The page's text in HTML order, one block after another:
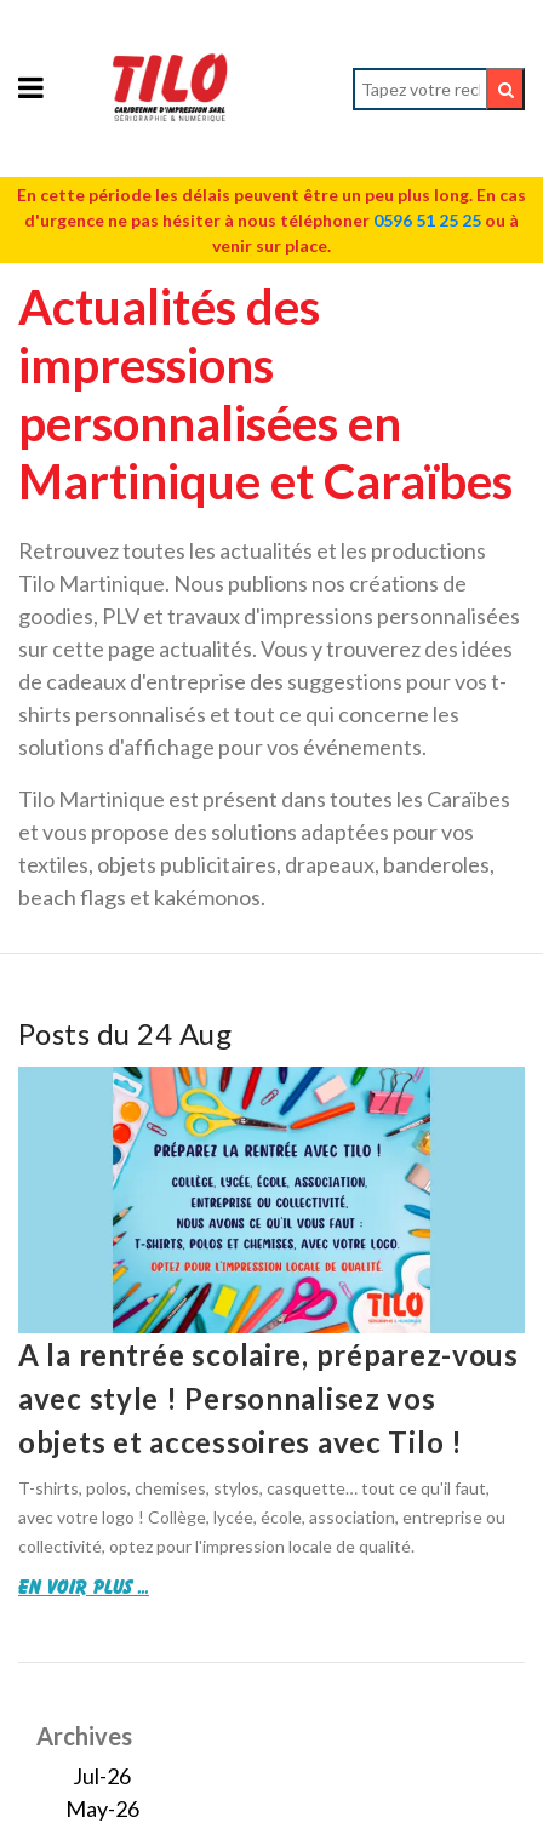
En cette période les délais peuvent être un peu plus long. En cas
d'urgence ne pas hésiter à nous téléphoner 0596 51 25 25 ou à
venir sur place.
Actualités des
impressions
personnalisées en
Martinique et Caraïbes
Retrouvez toutes les actualités et les productions
Tilo Martinique. Nous publions nos créations de
goodies, PLV et travaux d'impressions personnalisées
sur cette page actualités. Vous y trouverez des idées
de cadeaux d'entreprise des suggestions pour vos t-
shirts personnalisés et tout ce qui concerne les
solutions d'affichage pour vos événements.
Tilo Martinique est présent dans toutes les Caraïbes
et vous propose des solutions adaptées pour vos
textiles, objets publicitaires, drapeaux, banderoles,
beach flags et kakémonos.
Posts du 24 Aug
A la rentrée scolaire, préparez-vous
avec style ! Personnalisez vos
objets et accessoires avec Tilo !
T-shirts, polos, chemises, stylos, casquette… tout ce qu'il faut,
avec votre logo ! Collège, lycée, école, association, entreprise ou
collectivité, optez pour l'impression locale de qualité.
en voir plus ...
Archives
Jul-26
May-26